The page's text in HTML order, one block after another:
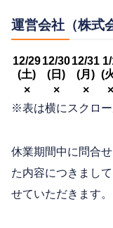
運営会社（株式
12/29
(土)
12/30
(日)
12/31
(月) (
×
× × ×
※表は横にスクロー
休業期間中に問合
た内容につきまし
せていただきます。